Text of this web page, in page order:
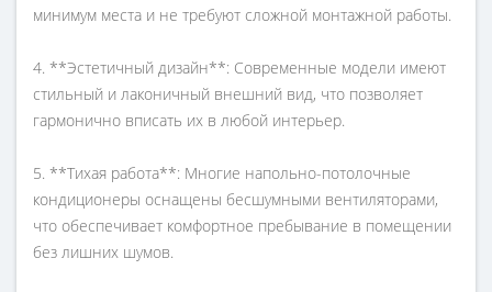
минимум места и не требуют сложной монтажной работы.
4. **Эстетичный дизайн**: Современные модели имеют
стильный и лаконичный внешний вид, что позволяет
гармонично вписать их в любой интерьер.
5. **Тихая работа**: Многие напольно-потолочные
кондиционеры оснащены бесшумными вентиляторами,
что обеспечивает комфортное пребывание в помещении
без лишних шумов.